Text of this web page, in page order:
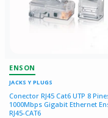
ENSON
JACKS Y PLUGS
Conector RJ45 Cat6 UTP 8
1000Mbps Gigabit Ethernet
RJ45-CAT6